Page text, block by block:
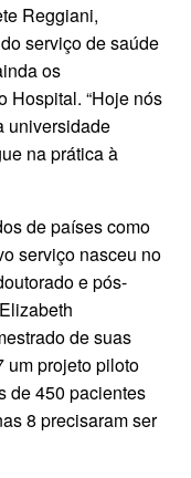
Reggiani,
serviço de saúde
os
Hospital. “Hoje nós
universidade
na prática à
de países como
serviço nasceu no
e pós-
de suas
um projeto piloto
de 450 pacientes
8 precisaram ser